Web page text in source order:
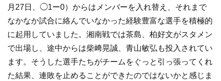
月27日、◯1ー0）からはメンバーを入れ替え、それまで
なかなか試合に絡んでいなかった経験豊富な選手を積極的
に起用していました。湘南戦では茶島、柏好文がスタメン
で出場し、途中からは柴﨑晃誠、青山敏弘も投入されてい
ます。そうした選手たちがチームをぐっと引っ張ってくれ
た結果、連敗を止めることができたのではないかと感じま